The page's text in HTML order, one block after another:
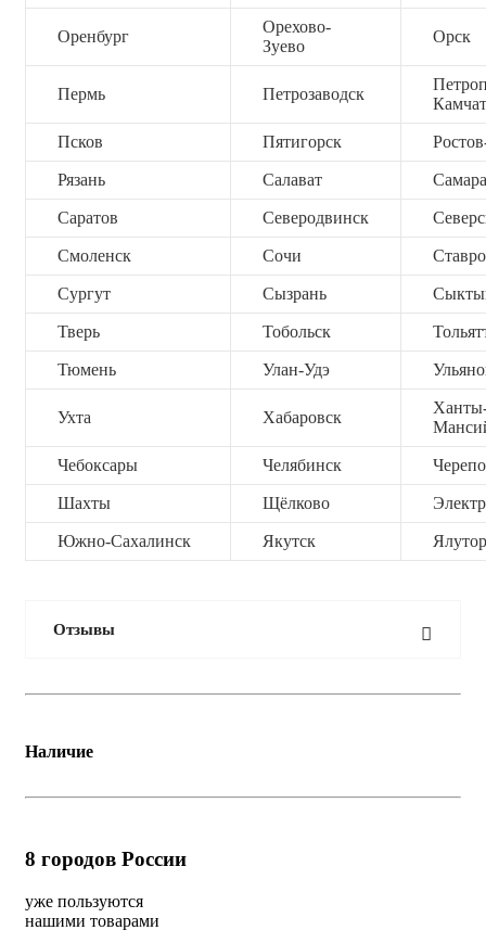
Оренбург
Орехово-
Зуево
Орск
Пермь Петрозаводск
Псков Пятигорск
Рязань Салават Самара
Саратов Северодвинск
Смоленск Сочи
Сургут Сызрань
Тверь Тобольск
Тюмень Улан-Удэ
Ухта Хабаровск
Чебоксары Челябинск
Шахты Щёлково
Южно-Сахалинск Якутск
Отзывы
Наличие
8 городов России
уже пользуются
нашими товарами